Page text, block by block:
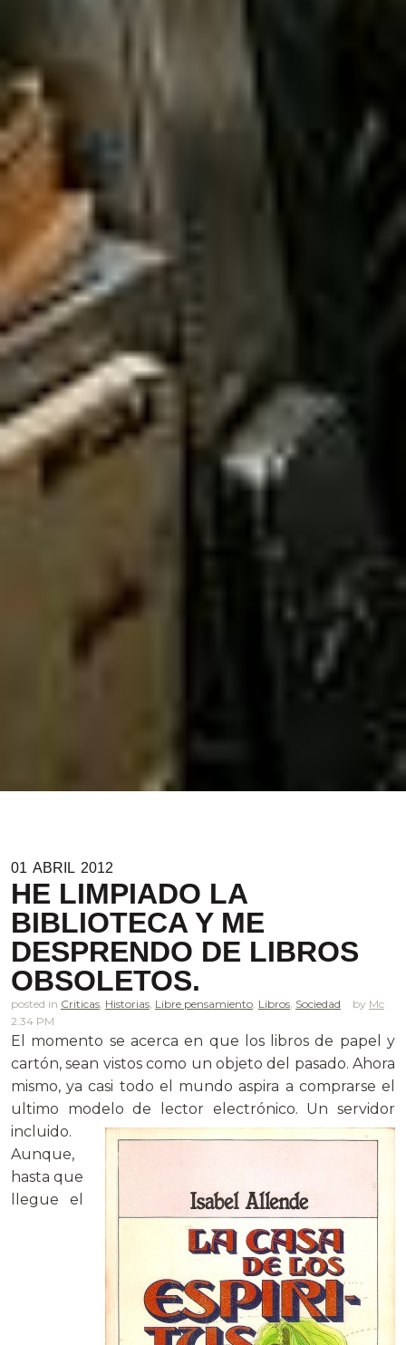
01 ABRIL 2012
HE LIMPIADO LA
BIBLIOTECA Y ME
DESPRENDO DE LIBROS
OBSOLETOS.
posted in Criticas Historias Libre pensamiento Libros Sociedad
Mc
2.34 PM
El momento se acerca en que los libros de papel y
cartón, sean vistos como un objeto del pasado. Ahora
mismo, ya casi todo el mundo aspira a comprarse el
ultimo modelo de lector electrónico. Un servidor
incluido.
Aunque,
hasta que
llegue el